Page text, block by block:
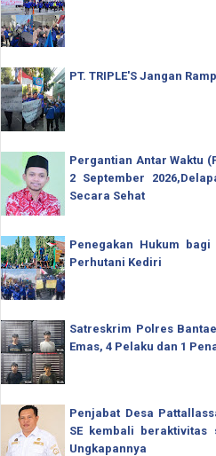
PT. TRIPLE'S Jangan
Pergantian Antar Waktu
2 September
Secara Sehat
Penegakan Hukum
Perhutani Kediri
Satreskrim Polres
Emas, 4 Pelaku dan 1
Penjabat Desa
SE kembali beraktivitas
Ungkapannya